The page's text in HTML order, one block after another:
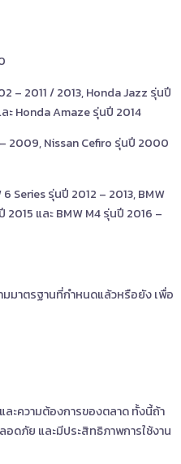
– 2011 / 2013, Honda Jazz รุ่นปี
Honda Amaze รุ่นปี 2014
2009, Nissan Cefiro รุ่นปี 2000
Series รุ่นปี 2012 – 2013, BMW
และ BMW M4 รุ่นปี 2016 –
มาตรฐานที่กำหนดแล้วหรือยัง เพื่อ
ละความต้องการของตลาด ทั้งนี้ถ้า
ดภัย และมีประสิทธิภาพการใช้งาน